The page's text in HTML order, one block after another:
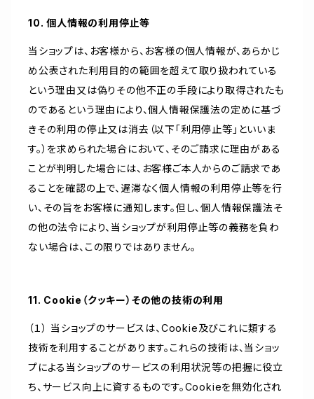
10. 個人情報の利用停止等
当ショップは、お客様から、お客様の個人情報が、あらかじ
め公表された利用目的の範囲を超えて取り扱われている
という理由又は偽りその他不正の手段により取得されたも
のであるという理由により、個人情報保護法の定めに基づ
きその利用の停止又は消去（以下「利用停止等」といいま
す。）を求められた場合において、そのご請求に理由がある
ことが判明した場合には、お客様ご本人からのご請求であ
ることを確認の上で、遅滞なく個人情報の利用停止等を行
い、その旨をお客様に通知します。但し、個人情報保護法そ
の他の法令により、当ショップが利用停止等の義務を負わ
ない場合は、この限りではありません。
11. Cookie（クッキー）その他の技術の利用
（１） 当ショップのサービスは、Cookie及びこれに類する
技術を利用することがあります。これらの技術は、当ショッ
プによる当ショップのサービスの利用状況等の把握に役立
ち、サービス向上に資するものです。Cookieを無効化され